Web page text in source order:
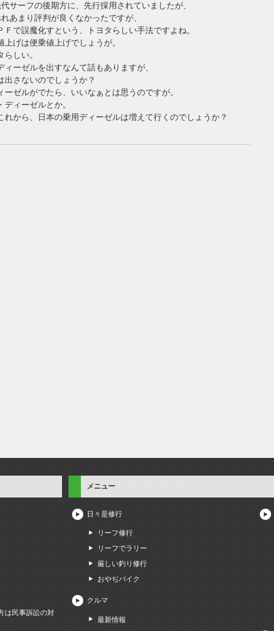
サーフの後期方に、先行採用されていましたが、
あまり評判が良くなかったですが、
Ｆで誤魔化すという、トヨタらしい手法ですよね。
上げは便乗値上げでしょうが。
らしい。
ィーゼルを出すなんて話もありますが、
出さないのでしょうか？
ーゼルがでたら、いいなぁとは思うのですが。
ディーゼルとか。
れから、日本の乗用ディーゼルは増えて行くのでしょうか？
は民事訴訟の対
メニュー
日々是修行
リーフ修行
リーフでラリー
厳しい釣り修行
おやぢバイク
クルマ
最新情報